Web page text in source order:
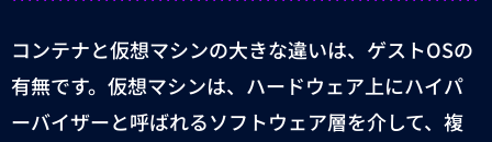
コンテナと仮想マシンの大きな違いは、ゲストOSの
有無です。仮想マシンは、ハードウェア上にハイパ
ーバイザーと呼ばれるソフトウェア層を介して、複